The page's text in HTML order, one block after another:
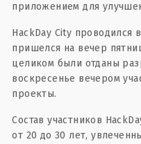
приложением для
HackDay City проводился
пришелся на вечер
целиком были отданы
воскресенье вечером
проекты.
Состав участников
от 20 до 30 лет,